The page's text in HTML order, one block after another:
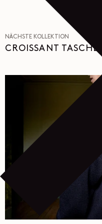
NÄCHSTE KOLLEKTION
CROISSANT TASCHEN